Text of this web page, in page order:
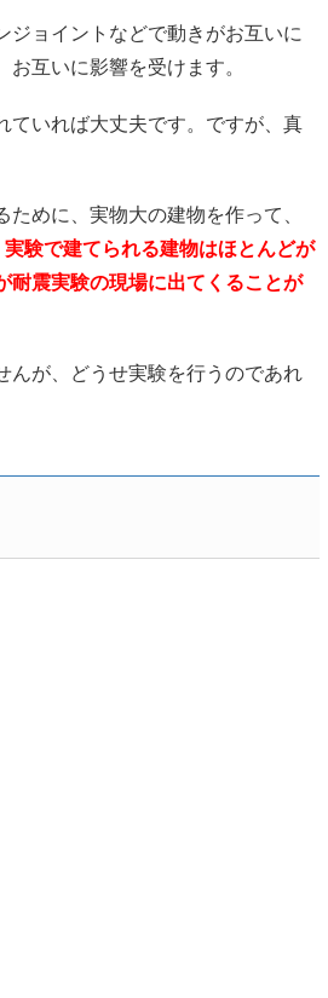
ジョイントなどで動きがお互いに
互いに影響を受けます。
ていれば大丈夫です。ですが、真
めに、実物大の建物を作って、
実験で建てられる建物はほとんどが
耐震実験の現場に出てくることが
んが、どうせ実験を行うのであれ